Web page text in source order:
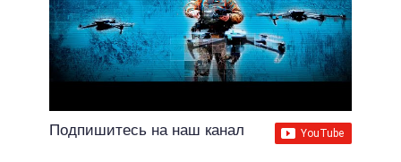
Подпишитесь на наш канал